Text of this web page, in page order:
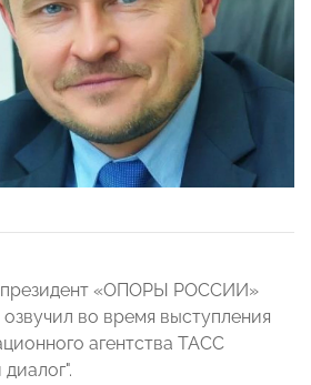
«ОПОРЫ РОССИИ»
во время выступления
агентства ТАСС